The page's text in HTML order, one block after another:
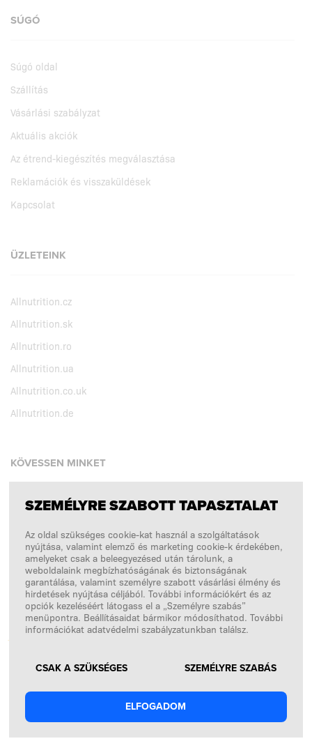
SÚGÓ
Súgó oldal
Szállítás
Vásárlási szabályzat
Aktuális akciók
Az étrend-kiegészítés megválasztása
Reklamációk és visszaküldések
Kapcsolat
ÜZLETEINK
Allnutrition.cz
Allnutrition.sk
Allnutrition.ro
Allnutrition.ua
Allnutrition.co.uk
Allnutrition.de
KÖVESSEN MINKET
Facebook
Instagram
Copyright © 2026SFD S. A.
A FIZETÉSEKET FELDOLGOZZA
SZEMÉLYRE SZABOTT TAPASZTALAT
Az oldal szükséges cookie-kat használ a szolgáltatások
nyújtása, valamint elemző és marketing cookie-k érdekében,
amelyeket csak a beleegyezésed után tárolunk, a
weboldalaink megbízhatóságának és biztonságának
garantálása, valamint személyre szabott vásárlási élmény és
hirdetések nyújtása céljából. További információkért és az
opciók kezeléséért látogass el a „Személyre szabás”
menüpontra. Beállításaidat bármikor módosíthatod. További
információkat adatvédelmi szabályzatunkban találsz.
CSAK A SZÜKSÉGES SZEMÉLYRE SZABÁS
ELFOGADOM